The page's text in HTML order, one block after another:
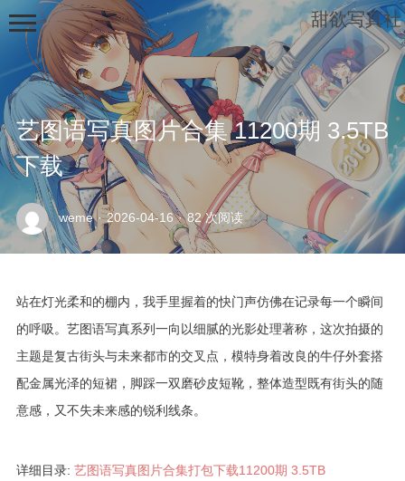
艺图语写真图片合集 11200期 3.5TB
下载
weme · 2026-04-16 · 82 次阅读
站在灯光柔和的棚内，我手里握着的快门声仿佛在记录每一个瞬间
的呼吸。艺图语写真系列一向以细腻的光影处理著称，这次拍摄的
主题是复古街头与未来都市的交叉点，模特身着改良的牛仔外套搭
配金属光泽的短裙，脚踩一双磨砂皮短靴，整体造型既有街头的随
意感，又不失未来感的锐利线条。
详细目录: 艺图语写真图片合集打包下载11200期 3.5TB
甜欲写真社
示
例
面